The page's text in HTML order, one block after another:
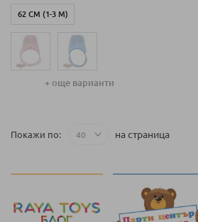
62 СМ (1-3 М)
+ още варианти
Покажи по на страница